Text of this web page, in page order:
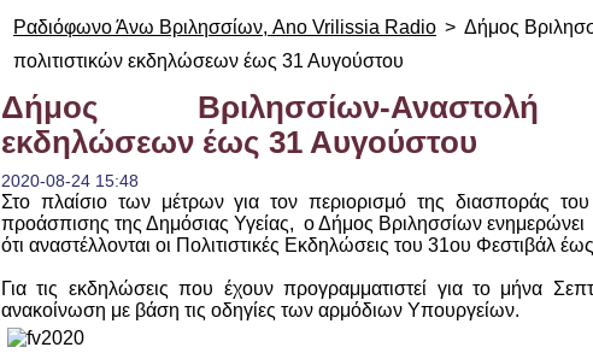
Ραδιόφωνο Άνω Βριλησσίων, Ano Vrilissia Radio > Δήμος
πολιτιστικών εκδηλώσεων έως 31 Αυγούστου
Δήμος Βριλησσίων-Αναστολή
εκδηλώσεων έως 31 Αυγούστου
2020-08-24 15:48
Στο πλαίσιο των μέτρων για τον περιορισμό της διασποράς
προάσπισης της Δημόσιας Υγείας, ο Δήμος Βριλησσίων ενημερώνει
ότι αναστέλλονται οι Πολιτιστικές Εκδηλώσεις του 31ου Φεστιβάλ
Για τις εκδηλώσεις που έχουν προγραμματιστεί για το μήνα
ανακοίνωση με βάση τις οδηγίες των αρμόδιων Υπουργείων.